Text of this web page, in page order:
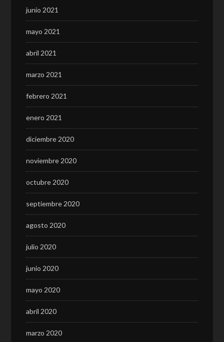
junio 2021
mayo 2021
abril 2021
marzo 2021
febrero 2021
enero 2021
diciembre 2020
noviembre 2020
octubre 2020
septiembre 2020
agosto 2020
julio 2020
junio 2020
mayo 2020
abril 2020
marzo 2020